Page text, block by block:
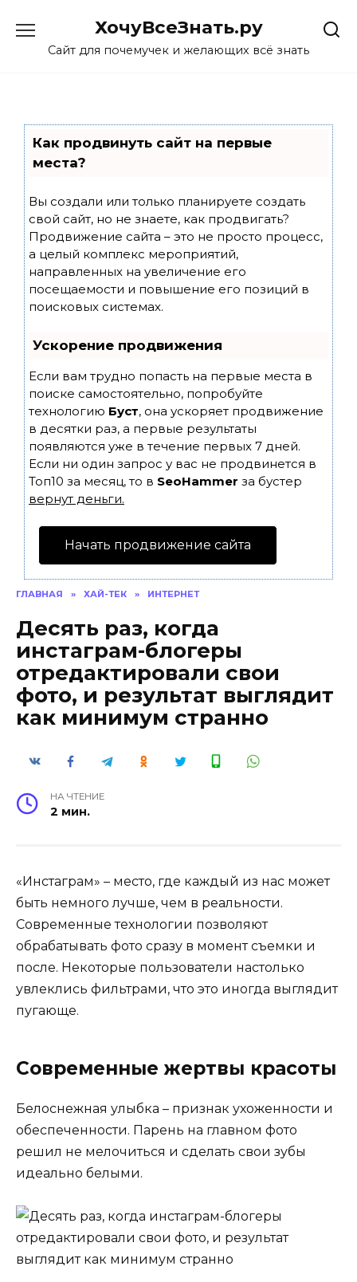
content
ХочуВсеЗнать.ру
Сайт для почемучек и желающих всё знать
Как продвинуть сайт на первые
места?
Вы создали или только планируете создать
свой сайт, но не знаете, как продвигать?
Продвижение сайта – это не просто процесс,
а целый комплекс мероприятий,
направленных на увеличение его
посещаемости и повышение его позиций в
поисковых системах.
Ускорение продвижения
Если вам трудно попасть на первые места в
поиске самостоятельно, попробуйте
технологию Буст, она ускоряет продвижение
в десятки раз, а первые результаты
появляются уже в течение первых 7 дней.
Если ни один запрос у вас не продвинется в
Топ10 за месяц, то в SeoHammer за бустер
вернут деньги.
Начать продвижение сайта
ГЛАВНАЯ » ХАЙ-ТЕК » ИНТЕРНЕТ
Десять раз, когда
инстаграм-блогеры
отредактировали свои
фото, и результат выглядит
как минимум странно
НА ЧТЕНИЕ
2 мин.
«Инстаграм» – место, где каждый из нас может
быть немного лучше, чем в реальности.
Современные технологии позволяют
обрабатывать фото сразу в момент съемки и
после. Некоторые пользователи настолько
увлеклись фильтрами, что это иногда выглядит
пугающе.
Современные жертвы красоты
Белоснежная улыбка – признак ухоженности и
обеспеченности. Парень на главном фото
решил не мелочиться и сделать свои зубы
идеально белыми.